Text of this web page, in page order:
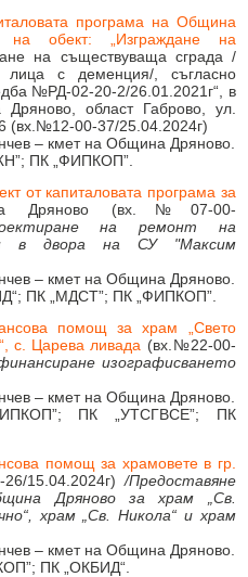
програма на Община
обект: „Изграждане на
на съществуваща сграда /
с деменция/, съгласно
№РД-02-20-2/26.01.2021г“, в
област Габрово, ул.
(вх.№12-00-37/25.04.2024г)
– кмет на Община Дряново.
ПК „ФИПКОП”.
от капиталовата програма за
(вх.№07-00-
на ремонт на
в двора на СУ "Максим
– кмет на Община Дряново.
ПК „МДСТ”; ПК „ФИПКОП”.
помощ за храм „Свето
с. Царева ливада (вх.№22-00-
изографисването
– кмет на Община Дряново.
ПК „УТСГВСЕ”; ПК
помощ за храмовете в гр.
15.04.2024г) /Предоставяне
Дряново за храм „Св.
храм „Св. Никола“ и храм
– кмет на Община Дряново.
ПК „ОКБИД“.